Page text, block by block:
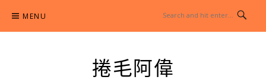
content
MENU
捲毛阿偉